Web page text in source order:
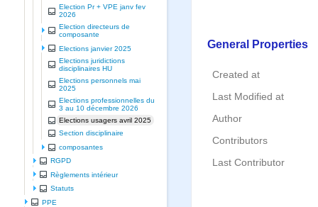
Election Pr + VPE janv fev
2026
Election directeurs de
composante
Elections janvier 2025
Elections juridictions
disciplinaires HU
Elections personnels mai
2025
Elections professionnelles du
3 au 10 décembre 2026
Elections usagers avril 2025
Section disciplinaire
composantes
RGPD
Règlements intérieur
Statuts
PPE
General Properties
Created at
Last Modified at
Author
Contributors
Last Contributor